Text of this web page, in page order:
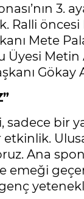
3.
Ralli
Mete
Üyesi Metin
Gökay
sadece bir
Ana
emeği